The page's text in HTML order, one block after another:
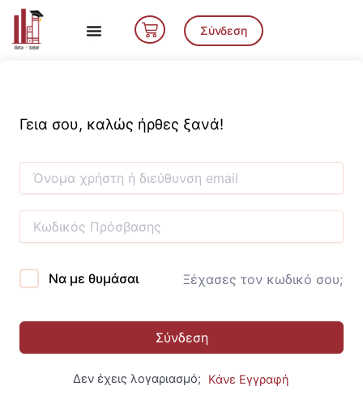
Μετάβαση
περιεχόμενο
Cart Σύνδεση
Γεια σου, καλώς ήρθες ξανά!
Να με θυμάσαι Ξέχασες τον κωδικό σου;
Σύνδεση
Δεν έχεις λογαριασμό; Κάνε Εγγραφή